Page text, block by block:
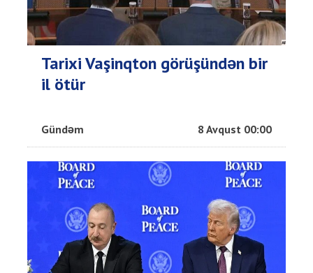
Tarixi Vaşinqton görüşündən bir
il ötür
Gündəm 8 Avqust 00:00